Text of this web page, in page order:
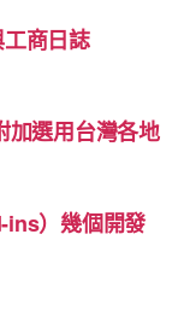
商日誌
加選用台灣各地
）幾個開發